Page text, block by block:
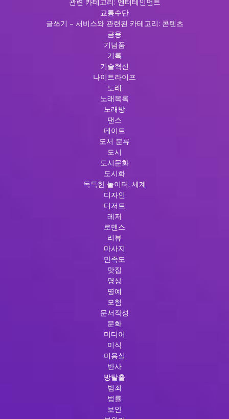
교통수단
글쓰기 – 서비스와 관련된 카테고리: 콘텐츠
금융
기념품
기록
기술혁신
나이트라이프
노래
노래목록
노래방
댄스
데이트
도서 분류
도시
도시문화
도시화
독특한 놀이터: 세계
디자인
디저트
레저
로맨스
리뷰
마사지
만족도
맛집
명상
명예
모험
문서작성
문화
미디어
미식
미용실
반사
방탈출
범죄
법률
보안